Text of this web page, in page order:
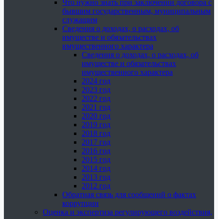
Что нужно знать при заключении договора с
бывшим государственным, муниципальным
служащим
Сведения о доходах, о расходах, об
имуществе и обязательствах
имущественного характера
Сведения о доходах, о расходах, об
имуществе и обязательствах
имущественного характера
2024 год
2023 год
2022 год
2021 год
2020 год
2019 год
2018 год
2017 год
2016 год
2015 год
2014 год
2013 год
2012 год
Обратная связь для сообщений о фактах
коррупции
Оценка и экспертиза регулирующего воздействия,